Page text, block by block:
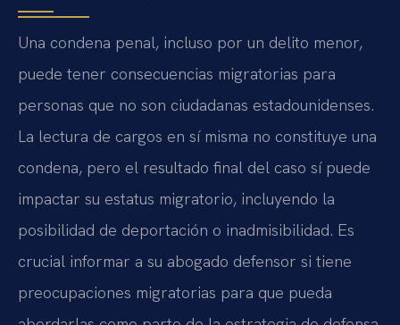
Una condena penal, incluso por un delito menor,
puede tener consecuencias migratorias para
personas que no son ciudadanas estadounidenses.
La lectura de cargos en sí misma no constituye una
condena, pero el resultado final del caso sí puede
impactar su estatus migratorio, incluyendo la
posibilidad de deportación o inadmisibilidad. Es
crucial informar a su abogado defensor si tiene
preocupaciones migratorias para que pueda